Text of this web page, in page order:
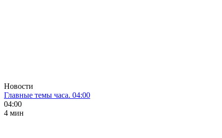
Новости
Главные темы часа. 04:00
04:00
4 мин